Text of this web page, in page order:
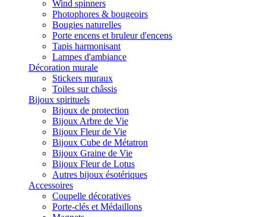
Wind spinners
Photophores & bougeoirs
Bougies naturelles
Porte encens et bruleur d'encens
Tapis harmonisant
Lampes d'ambiance
Décoration murale
Stickers muraux
Toiles sur châssis
Bijoux spirituels
Bijoux de protection
Bijoux Arbre de Vie
Bijoux Fleur de Vie
Bijoux Cube de Métatron
Bijoux Graine de Vie
Bijoux Fleur de Lotus
Autres bijoux ésotériques
Accessoires
Coupelle décoratives
Porte-clés et Médaillons